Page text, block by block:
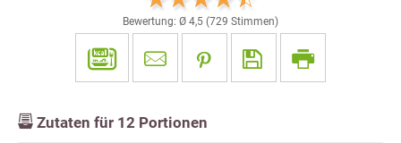
Bewertung: Ø 4,5 (729 Stimmen)
Zutaten für 12 Portionen